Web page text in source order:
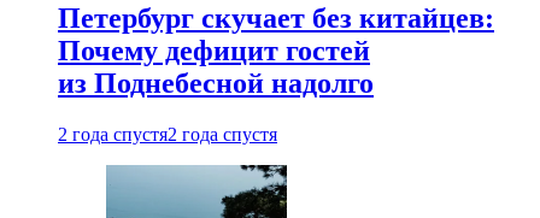
Петербург скучает без китайцев:
Почему дефицит гостей
из Поднебесной надолго
2 года спустя2 года спустя